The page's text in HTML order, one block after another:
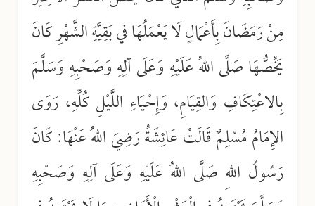
مِنْ رَمَضَانَ بِأَعْمَالٍ لَا يَعْمَلُهَا في بَقِيَّةِ الشَّهْرِ كَانَ
يَخُصُّهَا صَلَّى اللهُ عَلَيْهِ وَعَلَى آلِهِ وَصَحْبِهِ وَسَلَّمَ
بِالاعْتِكَافِ وَالقِيَامِ، وَإِحْيَاءِ اللَّيْلِ كُلِّهِ، رَوَى
الإِمَامُ مُسْلِمٌ قَالَتْ عَائِشَةُ رَضِيَ اللهُ عَنْهَا: كَانَ
رَسُولُ اللهِ صَلَّى اللهُ عَلَيْهِ وَعَلَى آلِهِ وَصَحْبِهِ